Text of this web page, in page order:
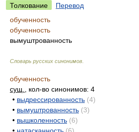
Толкование
Перевод
обученность
обученность
вымуштрованность
Словарь русских синонимов
обученность
сущ.
, кол-во синонимов: 4
• выдрессированность (4)
• вымуштрованность (3)
• вышколенность (6)